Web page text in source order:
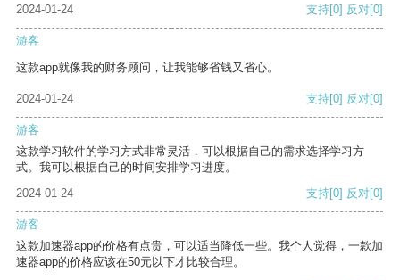
2024-01-24 支持[0] 反对[0]
游客
这款app就像我的财务顾问，让我能够省钱又省心。
2024-01-24 支持[0] 反对[0]
游客
这款学习软件的学习方式非常灵活，可以根据自己的需求选择学习方
式。我可以根据自己的时间安排学习进度。
2024-01-24
支持[0] 反对[0]
游客
这款加速器app的价格有点贵，可以适当降低一些。我个人觉得，一款加
速器app的价格应该在50元以下才比较合理。